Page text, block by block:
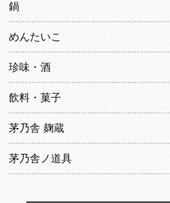
鍋
めんたいこ
珍味・酒
飲料・菓子
茅乃舎 麹蔵
茅乃舎ノ道具